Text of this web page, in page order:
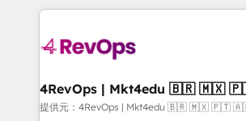
requirement). ✔️Helped over 25,000+
far with our HubSpot solutions.
on-demand bundle
experience for your team and
4RevOps |
提供元：4RevOps | Mkt4edu 🇧🇷 🇲🇽 🇵🇹